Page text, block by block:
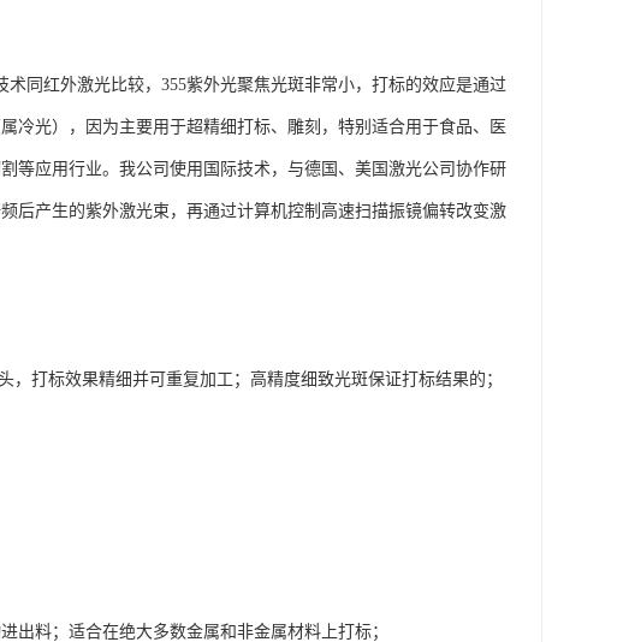
同红外激光比较，355紫外光聚焦光斑非常小，打标的效应是通过
冷光），因为主要用于超精细打标、雕刻，特别适合用于食品、医
等应用行业。我公司使用国际技术，与德国、美国激光公司协作研
后产生的紫外激光束，再通过计算机控制高速扫描振镜偏转改变激
打标效果精细并可重复加工；高精度细致光斑保证打标结果的；
出料；适合在绝大多数金属和非金属材料上打标；